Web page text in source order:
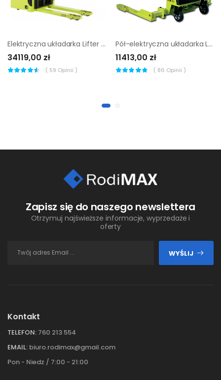
Elektryczna układarka Lifter by Pramac LX 14/45 Free Lift
34119,00 zł
( 59 Opinii )
Pół-elektryczna układarka Lifter by Pramac TX 10/09 1150x560
11413,00 zł
( 86 Opinii )
Zapisz się do naszego newslettera
Otrzymuj najświeższe informacje, wyprzedaże i
oferty
WYŚLIJ
Kontakt
TELEFON: 760 213 554
EMAIL: biuro.rodimax@gmail.com
Pon - Niedz / 7:00 - 21:00